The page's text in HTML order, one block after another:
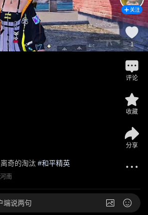
奇的淘汰 #和平精英
河南
关注
1
评论
收藏
分享
端说两句